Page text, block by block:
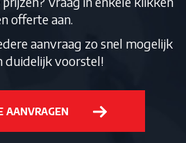
offerte aan.
aanvraag zo snel mogelijk
duidelijk voorstel!
AANVRAGEN